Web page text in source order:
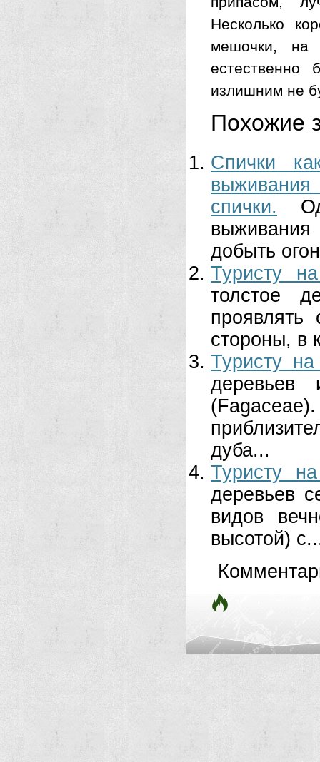
Несколько
мешочки,
излишним не
Похожие
Спички
спички.
выживания
добыть
Туристу
толстое
проявлять
стороны, в
Туристу
деревьев
дуба...
Туристу
деревьев
видов
высотой)